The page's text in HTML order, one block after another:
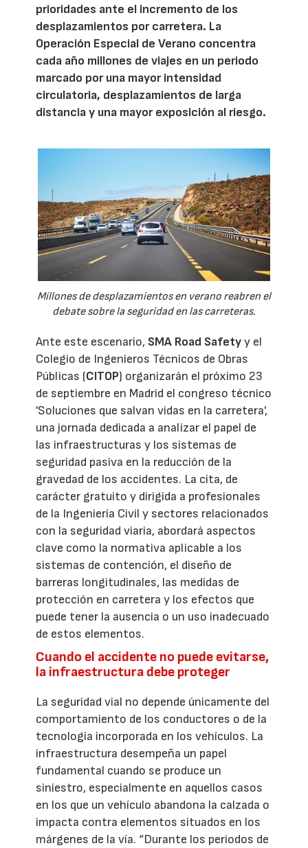
prioridades ante el incremento de los
desplazamientos por carretera. La
Operación Especial de Verano concentra
cada año millones de viajes en un periodo
marcado por una mayor intensidad
circulatoria, desplazamientos de larga
distancia y una mayor exposición al riesgo.
Millones de desplazamientos en verano reabren el
debate sobre la seguridad en las carreteras.
Ante este escenario, SMA Road Safetyy el
Colegio de Ingenieros Técnicos de Obras
Públicas (CITOP) organizarán el próximo 23
de septiembre en Madrid el congreso técnico
'Soluciones que salvan vidas en la carretera',
una jornada dedicada a analizar el papel de
las infraestructuras y los sistemas de
seguridad pasiva en la reducción de la
gravedad de los accidentes. La cita, de
carácter gratuito y dirigida a profesionales
de la Ingeniería Civil y sectores relacionados
con la seguridad viaria, abordará aspectos
clave como la normativa aplicable a los
sistemas de contención, el diseño de
barreras longitudinales, las medidas de
protección en carretera y los efectos que
puede tener la ausencia o un uso inadecuado
de estos elementos.
Cuando el accidente no puede evitarse,
la infraestructura debe proteger
La seguridad vial no depende únicamente del
comportamiento de los conductores o de la
tecnología incorporada en los vehículos. La
infraestructura desempeña un papel
fundamental cuando se produce un
siniestro, especialmente en aquellos casos
en los que un vehículo abandona la calzada o
impacta contra elementos situados en los
márgenes de la vía. “Durante los periodos de